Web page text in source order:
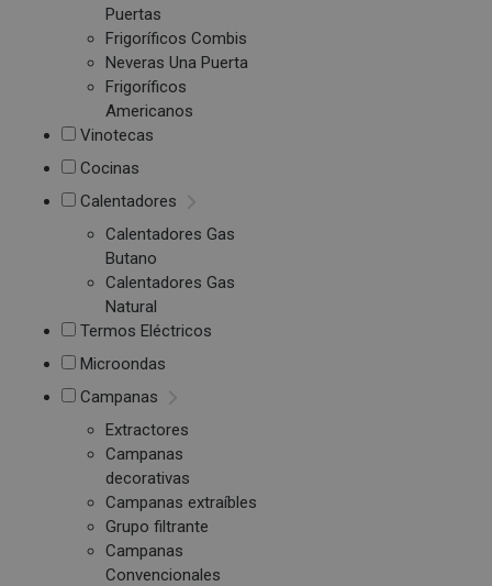
Puertas
Frigoríficos Combis
Neveras Una Puerta
Frigoríficos
Americanos
Vinotecas
Cocinas
Calentadores
Calentadores Gas
Butano
Calentadores Gas
Natural
Termos Eléctricos
Microondas
Campanas
Extractores
Campanas
decorativas
Campanas extraíbles
Grupo filtrante
Campanas
Convencionales